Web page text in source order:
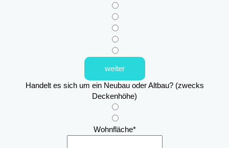
weiter
Handelt es sich um ein Neubau oder Altbau? (zwecks
Deckenhöhe)
Wohnfläche*